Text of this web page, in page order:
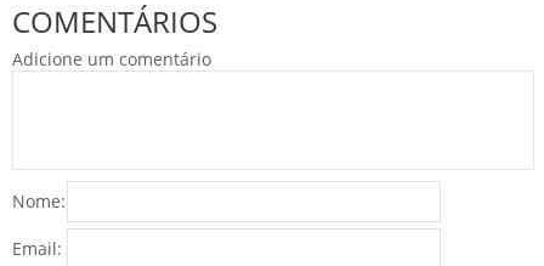
COMENTÁRIOS
Adicione um comentário
Nome:
Email: